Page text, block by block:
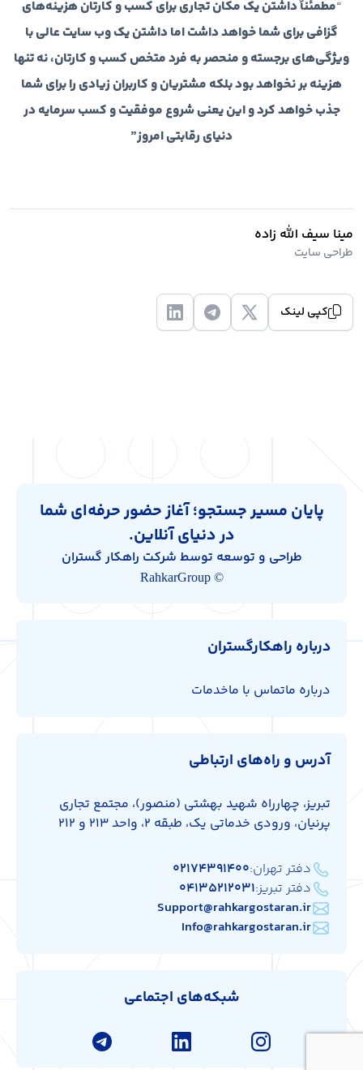
“مطمئناً داشتن یک مکان تجاری برای کسب و کارتان هزینه‌های
گزافی برای شما خواهد داشت اما داشتن یک وب سایت عالی با
ویژگی‌های برجسته و منحصر به فرد متخص کسب و کارتان، نه تنها
هزینه بر نخواهد بود بلکه مشتریان و کاربران زیادی را برای شما
جذب خواهد کرد و این یعنی شروع موفقیت و کسب سرمایه در
دنیای رقابتی امروز”
مینا سیف الله زاده
طراحی سایت
کپی لینک
پایان مسیر جستجو؛ آغاز حضور حرفه‌ای شما
در دنیای آنلاین.
طراحی و توسعه توسط شرکت راهکار گستران
© RahkarGroup
درباره راهکارگستران
درباره ماتماس با ماخدمات
آدرس و راه‌های ارتباطی
تبریز، چهارراه شهید بهشتی (منصور)، مجتمع تجاری
پرنیان، ورودی خدماتی یک، طبقه 2، واحد 213 و 212
دفتر تهران:۰۲۱۷۴۳۹۱۴۰۰
دفتر تبریز:۰۴۱۳۵۲۱۲۰۳۱
Support@rahkargostaran.ir
Info@rahkargostaran.ir
شبکه‌های اجتماعی